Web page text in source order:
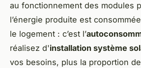
au fonctionnement des modules
l’énergie produite est
le logement : c’est l’
réalisez d'installation système
vos besoins, plus la proportion